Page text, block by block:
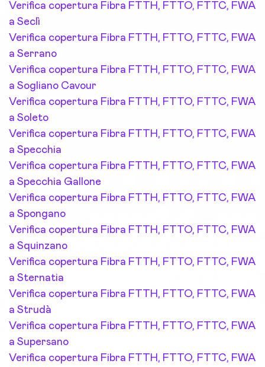
Verifica copertura Fibra FTTH, FTTO, FTTC, FWA
a Seclì
Verifica copertura Fibra FTTH, FTTO, FTTC, FWA
a Serrano
Verifica copertura Fibra FTTH, FTTO, FTTC, FWA
a Sogliano Cavour
Verifica copertura Fibra FTTH, FTTO, FTTC, FWA
a Soleto
Verifica copertura Fibra FTTH, FTTO, FTTC, FWA
a Specchia
Verifica copertura Fibra FTTH, FTTO, FTTC, FWA
a Specchia Gallone
Verifica copertura Fibra FTTH, FTTO, FTTC, FWA
a Spongano
Verifica copertura Fibra FTTH, FTTO, FTTC, FWA
a Squinzano
Verifica copertura Fibra FTTH, FTTO, FTTC, FWA
a Sternatia
Verifica copertura Fibra FTTH, FTTO, FTTC, FWA
a Strudà
Verifica copertura Fibra FTTH, FTTO, FTTC, FWA
a Supersano
Verifica copertura Fibra FTTH, FTTO, FTTC, FWA